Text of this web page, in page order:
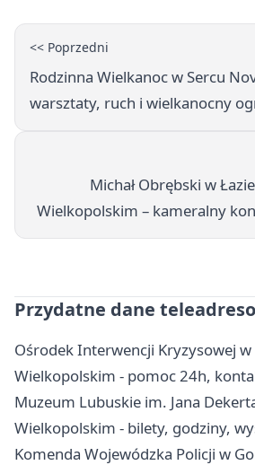
<< Poprzedni
Rodzinna Wielkanoc w Sercu
warsztaty, ruch i wielkanocny
Michał Obrębski w
Wielkopolskim – kameralny
Przydatne dane
Ośrodek Interwencji Kryzysowej
Wielkopolskim - pomoc 24h,
Muzeum Lubuskie im. Jana
Wielkopolskim - bilety, godziny,
Komenda Wojewódzka Policji w